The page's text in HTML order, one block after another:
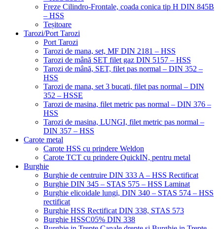
Freze Cilindro-Frontale, coada conica tip H DIN 845B
– HSS
Teșitoare
Tarozi/Port Tarozi
Port Tarozi
Tarozi de mana, set, MF DIN 2181 – HSS
Tarozi de mână SET filet gaz DIN 5157 – HSS
Tarozi de mână, SET, filet pas normal – DIN 352 –
HSS
Tarozi de mana, set 3 bucati, filet pas normal – DIN
352 – HSSE
Tarozi de masina, filet metric pas normal – DIN 376 –
HSS
Tarozi de masina, LUNGI, filet metric pas normal –
DIN 357 – HSS
Carote metal
Carote HSS cu prindere Weldon
Carote TCT cu prindere QuickIN, pentru metal
Burghie
Burghie de centruire DIN 333 A – HSS Rectificat
Burghie DIN 345 – STAS 575 – HSS Laminat
Burghie elicoidale lungi, DIN 340 – STAS 574 – HSS
rectificat
Burghie HSS Rectificat DIN 338, STAS 573
Burghie HSSC05% DIN 338